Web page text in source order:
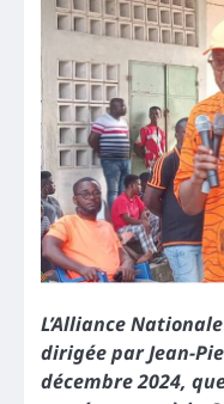
L’Alliance
dirigée par Jean-
décembre 2024,